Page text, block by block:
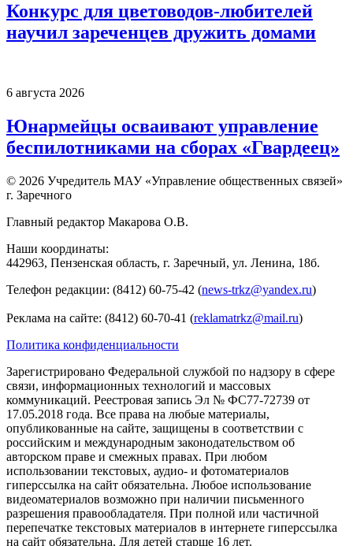
Конкурс для цветоводов-любителей
научил зареченцев дружить домами
6 августа 2026
Юнармейцы осваивают управление
беспилотниками на сборах «Гвардеец»
© 2026 Учредитель МАУ «Управление общественных связей»
г. Заречного
Главный редактор Макарова О.В.
Наши координаты:
442963, Пензенская область, г. Заречный, ул. Ленина, 18б.
Телефон редакции: (8412) 60-75-42 (news-trkz@yandex.ru)
Реклама на сайте: (8412) 60-70-41 (reklamatrkz@mail.ru)
Политика конфиденциальности
Зарегистрировано Федеральной службой по надзору в сфере
связи, информационных технологий и массовых
коммуникаций. Реестровая запись Эл № ФС77-72739 от
17.05.2018 года. Все права на любые материалы,
опубликованные на сайте, защищены в соответствии с
российским и международным законодательством об
авторском праве и смежных правах. При любом
использовании текстовых, аудио- и фотоматериалов
гиперссылка на сайт обязательна. Любое использование
видеоматериалов возможно при наличии письменного
разрешения правообладателя. При полной или частичной
перепечатке текстовых материалов в интернете гиперссылка
на сайт обязательна. Для детей старше 16 лет.